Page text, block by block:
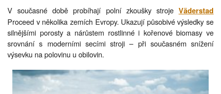
V současné době probíhají polní zkoušky stroje Väderstad
Proceed v několika zemích Evropy. Ukazují působivé výsledky se
silnějšími porosty a nárůstem rostlinné i kořenové biomasy ve
srovnání s moderními secími stroji – při současném snížení
výsevku na polovinu u obilovin.